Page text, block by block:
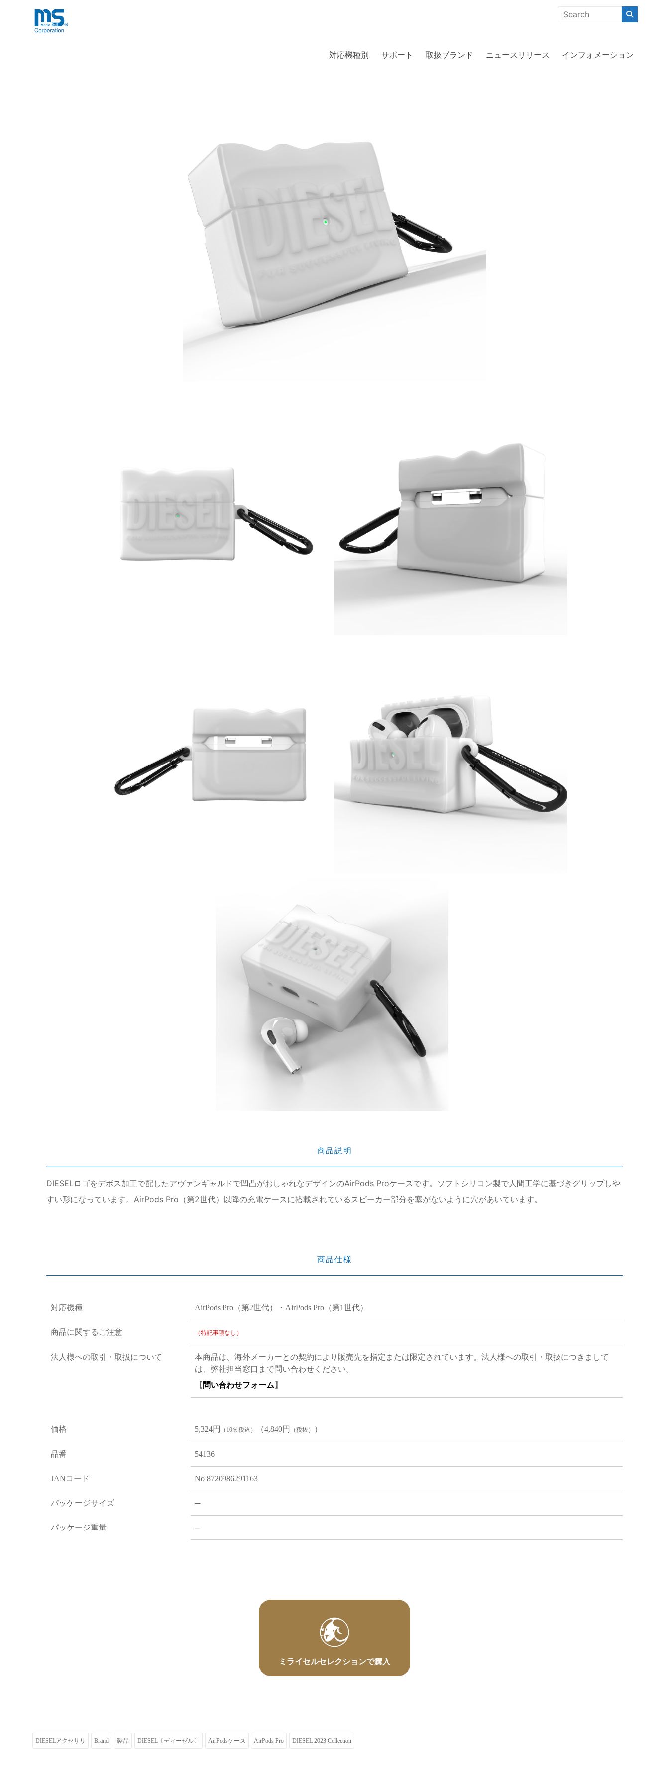
海外事業部が取り揃えている海外輸入商品には、日本では珍しい「海外ブランド」をはじめ「ユニークな商品」「機能的な商品」「コストパフォーマンスの高い商
対応機種別 サポート 取扱ブランド ニュースリリース インフォメーション
商品説明
DIESELロゴをデボス加工で配したアヴァンギャルドで凹凸がおしゃれなデザインのAirPods Proケースです。ソフトシリコン製で人間工学に基づきグリップしや
すい形になっています。AirPods Pro（第2世代）以降の充電ケースに搭載されているスピーカー部分を塞がないように穴があいています。
商品仕様
対応機種 AirPods Pro（第2世代）・AirPods Pro（第1世代）
商品に関するご注意 （特記事項なし）
法人様への取引・取扱について
本商品は、海外メーカーとの契約により販売先を指定または限定されています。法人様への取引・取扱につきまして
は、弊社担当窓口まで問い合わせください。
【 問い合わせフォーム 】
価格 5,324円 （10％税込） （4,840円 （税抜） ）
品番 54136
JANコード No 8720986291163
パッケージサイズ ─
パッケージ重量 ─
ミライセルセレクションで購入
DIESELアクセサリ Brand 製品 DIESEL〔ディーゼル〕 AirPodsケース AirPods Pro DIESEL 2023 Collection